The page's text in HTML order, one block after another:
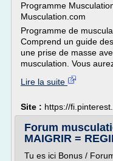
Programme
Musculation.com
Programme de
Comprend un guide
une prise de masse
musculation. Vous
Lire la suite
Site : https://
Forum
MAIGRIR =
Tu es ici Bonus /